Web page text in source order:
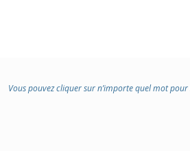
Vous pouvez cliquer sur n’importe quel mot